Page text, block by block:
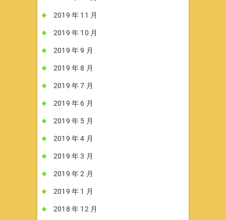
2019 年 11 月
2019 年 10 月
2019 年 9 月
2019 年 8 月
2019 年 7 月
2019 年 6 月
2019 年 5 月
2019 年 4 月
2019 年 3 月
2019 年 2 月
2019 年 1 月
2018 年 12 月